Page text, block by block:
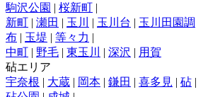
駒沢公園 | 桜新町 |
新町 | 瀬田 | 玉川 | 玉川台 | 玉川田園調
布 | 玉堤 | 等々力 |
中町 | 野毛 | 東玉川 | 深沢 | 用賀
砧エリア
宇奈根 | 大蔵 | 岡本 | 鎌田 | 喜多見 | 砧 |